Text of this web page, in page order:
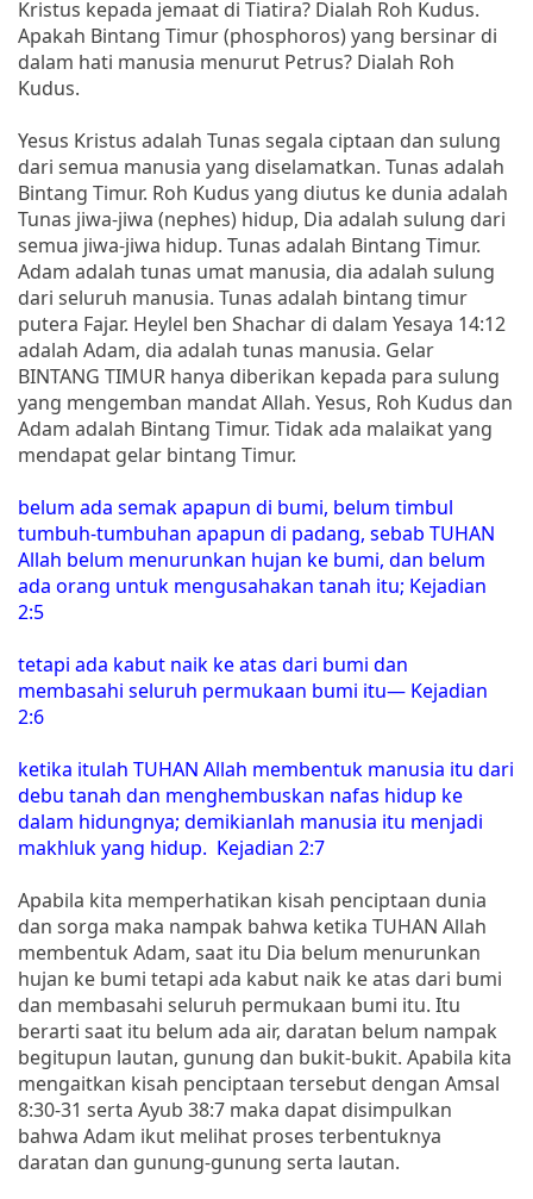
Kristus kepada jemaat di Tiatira? Dialah Roh Kudus.
Apakah Bintang Timur (phosphoros) yang bersinar di
dalam hati manusia menurut Petrus? Dialah Roh
Kudus.
Yesus Kristus adalah Tunas segala ciptaan dan sulung
dari semua manusia yang diselamatkan. Tunas adalah
Bintang Timur. Roh Kudus yang diutus ke dunia adalah
Tunas jiwa-jiwa (nephes) hidup, Dia adalah sulung dari
semua jiwa-jiwa hidup. Tunas adalah Bintang Timur.
Adam adalah tunas umat manusia, dia adalah sulung
dari seluruh manusia. Tunas adalah bintang timur
putera Fajar. Heylel ben Shachar di dalam Yesaya 14:12
adalah Adam, dia adalah tunas manusia. Gelar
BINTANG TIMUR hanya diberikan kepada para sulung
yang mengemban mandat Allah. Yesus, Roh Kudus dan
Adam adalah Bintang Timur. Tidak ada malaikat yang
mendapat gelar bintang Timur.
belum ada semak apapun di bumi, belum timbul
tumbuh-tumbuhan apapun di padang, sebab TUHAN
Allah belum menurunkan hujan ke bumi, dan belum
ada orang untuk mengusahakan tanah itu; Kejadian
2:5
tetapi ada kabut naik ke atas dari bumi dan
membasahi seluruh permukaan bumi itu— Kejadian
2:6
ketika itulah TUHAN Allah membentuk manusia itu dari
debu tanah dan menghembuskan nafas hidup ke
dalam hidungnya; demikianlah manusia itu menjadi
makhluk yang hidup. Kejadian 2:7
Apabila kita memperhatikan kisah penciptaan dunia
dan sorga maka nampak bahwa ketika TUHAN Allah
membentuk Adam, saat itu Dia belum menurunkan
hujan ke bumi tetapi ada kabut naik ke atas dari bumi
dan membasahi seluruh permukaan bumi itu. Itu
berarti saat itu belum ada air, daratan belum nampak
begitupun lautan, gunung dan bukit-bukit. Apabila kita
mengaitkan kisah penciptaan tersebut dengan Amsal
8:30-31 serta Ayub 38:7 maka dapat disimpulkan
bahwa Adam ikut melihat proses terbentuknya
daratan dan gunung-gunung serta lautan.